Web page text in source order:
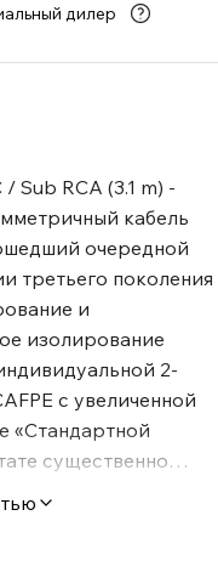
дилер
Sub RCA (3.1 m) -
кабель
очередной
третьего поколения
и
изолирование
2-
с увеличенной
«Стандартной
существенно
погонная емкость.
вибраций
на аудио сигнал,